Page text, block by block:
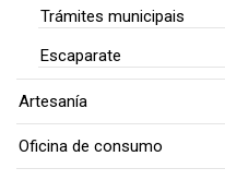
Trámites municipais
Escaparate
Artesanía
Oficina de consumo